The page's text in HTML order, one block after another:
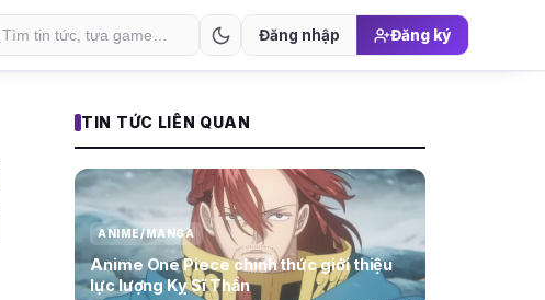
Đăng nhập Đăng ký
TIN TỨC LIÊN QUAN
ANIME/MANGA
Anime One Piece chính thức giới thiệu
lực lượng Kỵ Sĩ Thần